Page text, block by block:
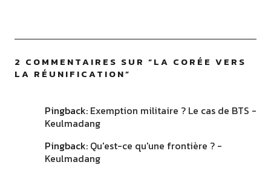
2 COMMENTAIRES SUR “LA CORÉE VERS
LA RÉUNIFICATION”
Pingback: Exemption militaire ? Le cas de BTS -
Keulmadang
Pingback: Qu'est-ce qu'une frontière ? -
Keulmadang